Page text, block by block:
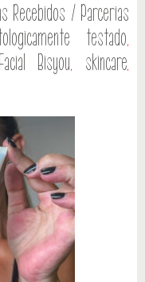
Recebidos / Parcerias
testado,
Bisyou, skincare,